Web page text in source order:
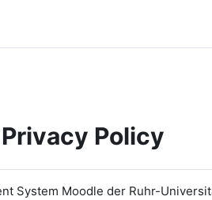
Policy
System Moodle der Ruhr-